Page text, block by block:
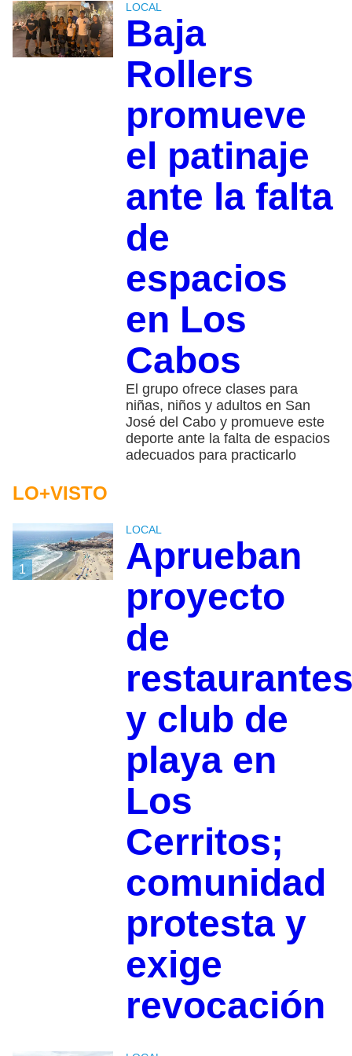
LOCAL
Baja
Rollers
promueve
el patinaje
ante la falta
de
espacios
en Los
Cabos
El grupo ofrece clases para
niñas, niños y adultos en San
José del Cabo y promueve este
deporte ante la falta de espacios
adecuados para practicarlo
LO+VISTO
1
LOCAL
Aprueban
proyecto
de
y club de
playa en
Los
Cerritos;
comunidad
protesta y
exige
revocación